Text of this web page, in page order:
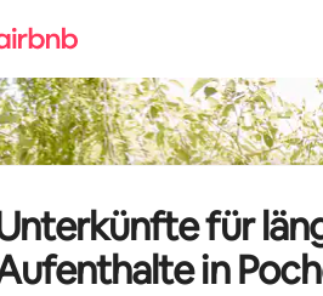
für
in